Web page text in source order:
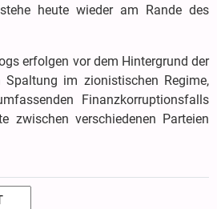
heute wieder am Rande des
erfolgen vor dem Hintergrund der
Spaltung im zionistischen Regime,
Finanzkorruptionsfalls
zwischen verschiedenen Parteien